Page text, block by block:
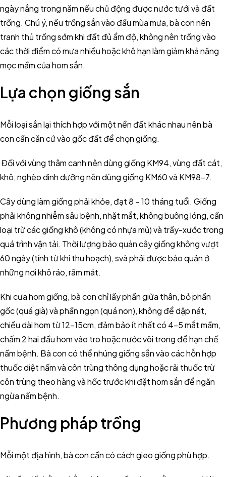
ngày nắng trong năm nếu chủ động được nước tưới và đất
trồng. Chú ý, nếu trồng sắn vào đầu mùa mưa, bà con nên
tranh thủ trồng sớm khi đất đủ ẩm độ, không nên trồng vào
các thời điểm có mưa nhiều hoặc khô hạn làm giảm khả năng
mọc mầm của hom sắn.
Lựa chọn giống sắn
Mỗi loại sắn lại thích hợp với một nền đất khác nhau nên bà
con cần căn cứ vào gốc đất để chọn giống.
Đối với vùng thâm canh nên dùng giống KM94, vùng đất cát,
khô, nghèo dinh dưỡng nên dùng giống KM60 và KM98-7.
Cây dùng làm giống phải khỏe, đạt 8 – 10 tháng tuổi. Giống
phải không nhiễm sâu bệnh, nhặt mắt, không buông lóng, cần
loại trừ các giống khô (không có nhựa mủ) và trầy-xước trong
quá trình vận tải. Thời lượng bảo quản cây giống không vượt
60 ngày (tính từ khi thu hoạch), svà phải được bảo quản ở
những nơi khô ráo, râm mát.
Khi cưa hom giống, bà con chỉ lấy phần giữa thân, bỏ phần
gốc (quá già) và phần ngọn (quá non), không để dập nát,
chiều dài hom từ 12-15cm, đảm bảo ít nhất có 4-5 mắt mầm,
chấm 2 hai đầu hom vào tro hoặc nước vôi trong để hạn chế
nấm bệnh. Bà con có thể nhúng giống sắn vào các hỗn hợp
thuốc diệt nấm và côn trùng thông dụng hoặc rải thuốc trừ
côn trùng theo hàng và hốc trước khi đặt hom sắn để ngăn
ngừa nấm bệnh.
Phương pháp trồng
Mỗi một địa hình, bà con cần có cách gieo giống phù hợp.